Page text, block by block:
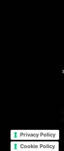
Privacy Policy
Cookie Policy